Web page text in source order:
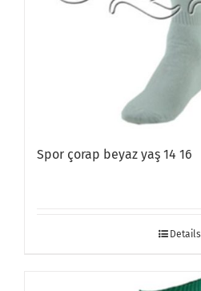
Spor çorap beyaz yaş 14 16
Details